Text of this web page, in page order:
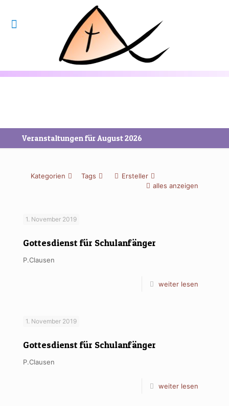
Veranstaltungen für August 2026
Kategorien Tags
Ersteller
alles anzeigen
1. November 2019
Gottesdienst für Schulanfänger
P.Clausen
weiter lesen
1. November 2019
Gottesdienst für Schulanfänger
P.Clausen
weiter lesen